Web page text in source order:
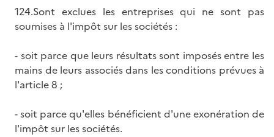
124.Sont exclues les entreprises qui ne sont pas
soumises à l'impôt sur les sociétés :
- soit parce que leurs résultats sont imposés entre les
mains de leurs associés dans les conditions prévues à
l'article 8 ;
- soit parce qu'elles bénéficient d'une exonération de
l'impôt sur les sociétés.